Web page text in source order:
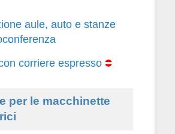
aule, auto e stanze
corriere espresso
per le macchinette